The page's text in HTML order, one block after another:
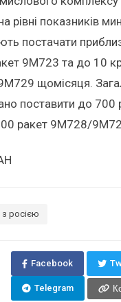
рівні показників
постачати
9М723 та до 10
щомісяця.
поставити до 700
ракет 9М728/
з росією
Facebook
Telegram